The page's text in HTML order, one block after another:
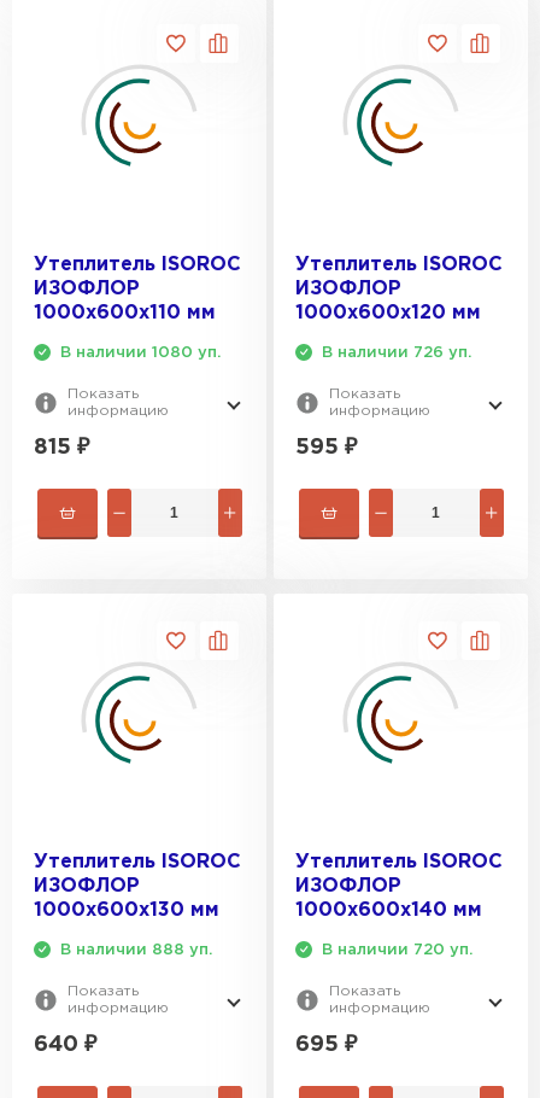
Утеплитель ISOROC
ИЗОФЛОР
1000х600х110 мм
В наличии 1080 уп.
Показать
информацию
815 ₽
Утеплитель ISOROC
ИЗОФЛОР
1000х600х120 мм
В наличии 726 уп.
Показать
информацию
595 ₽
Утеплитель ISOROC
ИЗОФЛОР
1000х600х130 мм
В наличии 888 уп.
Показать
информацию
640 ₽
Утеплитель ISOROC
ИЗОФЛОР
1000х600х140 мм
В наличии 720 уп.
Показать
информацию
695 ₽
Утеплитель Rockwool
ПЕРЕЙТИ
ПЕРЕЙТИ
Сэндвич-панели
Утеплитель Baswool
ПЕРЕЙТИ